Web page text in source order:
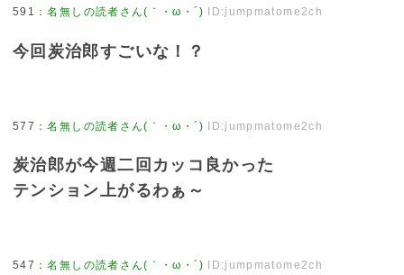
591 ：名無しの読者さん(｀・ω・´) ID:jumpmatome2ch
今回炭治郎すごいな！？
577 ：名無しの読者さん(｀・ω・´) ID:jumpmatome2ch
炭治郎が今週二回カッコ良かった
テンション上がるわぁ～
547 ：名無しの読者さん(｀・ω・´) ID:jumpmatome2ch